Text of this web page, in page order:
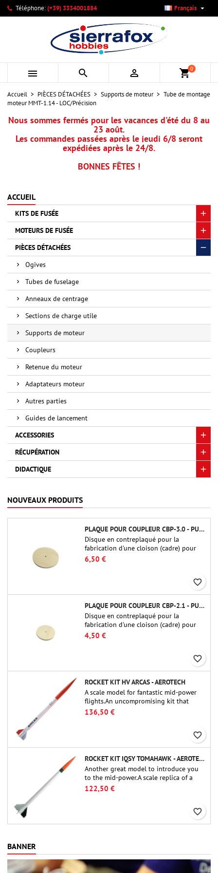
Téléphone:(+39) 3334001884 Français 
   shopping_cart0
Accueil PIÈCES DÉTACHÉES Supports de moteur
Tube de montage
moteur MMT-1.14 - LOC/Précision
Nous sommes fermés pour les vacances d'été du 8 au
23 août.
Les commandes passées après le jeudi 6/8 seront
expédiées après le 24/8.
BONNES FÊTES !
ACCUEIL
KITS DE FUSÉE
MOTEURS DE FUSÉE
PIÈCES DÉTACHÉES
Ogives
Tubes de fuselage
Anneaux de centrage
Sections de charge utile
Supports de moteur
Coupleurs
Retenue du moteur
Adaptateurs moteur
Autres parties
Guides de lancement
ACCESSORIES
RÉCUPÉRATION
DIDACTIQUE
NOUVEAUX PRODUITS
PLAQUE POUR COUPLEUR CBP-3.0 - PUBLIC MISSILES LTD.
Disque en contreplaqué pour la
fabrication d'une cloison (cadre) pour
raccords tubulaires de 75 mm de Public
Missiles Ltd. (PT-3.0/QT-3.0)
6,50 €
favorite_border
PLAQUE POUR COUPLEUR CBP-2.1 - PUBLIC MISSILES LTD.
Disque en contreplaqué pour la
fabrication d'une cloison (cadre) pour
raccords tubulaires de 54 mm de Public
Missiles Ltd. (PT-2.1 ou QT-2.1)
4,50 €
favorite_border
ROCKET KIT HV ARCAS - AEROTECH
A scale model for fantastic mid-power
flights.An uncompromising kit that
allows you to build a replica of one of
the most famous sounding-rocket ever.
136,50 €
favorite_border
ROCKET KIT IQSY TOMAHAWK - AEROTECH
Another great model to introduce you
to the mid-power.A scale replica of a
famous sounding rocket, small in size
and peefect to move to higher-level kits.
122,50 €
favorite_border
BANNER
Mes listes d'envies ×
Créer une nouvelle liste
Créer une liste d'envies ×
Nom de la liste d'envies
Annuler Créer une liste d'envies
Connexion ×
Vous devez être connecté pour ajouter des produits à votre
liste d'envies.
Annuler Connexion